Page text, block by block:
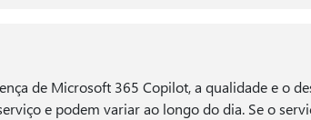
de Microsoft 365 Copilot, a qualidade e o
e podem variar ao longo do dia. Se o